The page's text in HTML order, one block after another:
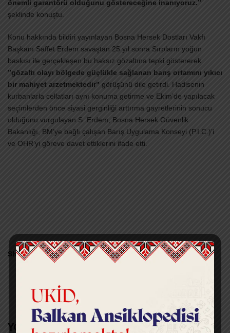
önemli garantörü olduğunu göstereceğine inanıyoruz.”
şeklinde konuştu.
Konu hakkında bildiri yayınlayan Bosna Hersek Dostları Vakfı
Başkanı Saffet Erdem savaştan 25 yıl sonra Sırpların yoğun
baskısı ile gerçekleşen bu haksız gözaltına tepki göstererek
”gözaltı olayı bölgede güçlükle sağlanan barış ortamını yıkıcı
bir mahiyet arzetmektedir” görüşünü dile getirdi. Hadisenin
kurbanlarla cellatları aynı konuma getirme ve Ekim’de yapılacak
seçimlerden önce siyasi gerginliği arttırma gayretlerinin sonucu
olduğunu vurgulayan S. Erdem, Bosna Hersek Güvenlik
Bakanlığı, BM’ye bağlı çalışan Barış Uygulama Konseyi (P.I.C.)’i
ve OHR’yi göreve davet ettiklerini ifade etti.
Share:
YORUM EKLE